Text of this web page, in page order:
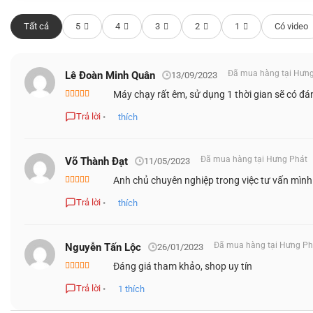
MỞ RA TRẢI NGHIỆM MÃN NHÃN CỦA
của máy tính, sẽ thật tuyệt vời nếu bạn sở hữu cho bản thân
phẩm đạt đến độ phủ 100% gam màu DCI-P3, loại bỏ tới
Tất cả 5 4 3 2 1 Có video
Lê Đoàn Minh Quân 13/09/2023 Đã mua hàng tại
hạng45
sao
Máy chạy rất êm, sử dụng 1 thời gian sẽ có
Trả lời • thích
Võ Thành Đạt 11/05/2023 Đã mua hàng tại Hưng Phát
hạng55 sao
Anh chủ chuyên nghiệp trong việc tư vấn mình
Trả lời • thích
Nguyễn Tấn Lộc 26/01/2023 Đã mua hàng tại Hưng
hạng55 sao
Đáng giá tham khảo, shop uy tín
Trả lời • 1 thích